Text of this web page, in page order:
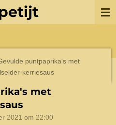
puntpaprika's met
kerriesaus
met
2021 om 22:00